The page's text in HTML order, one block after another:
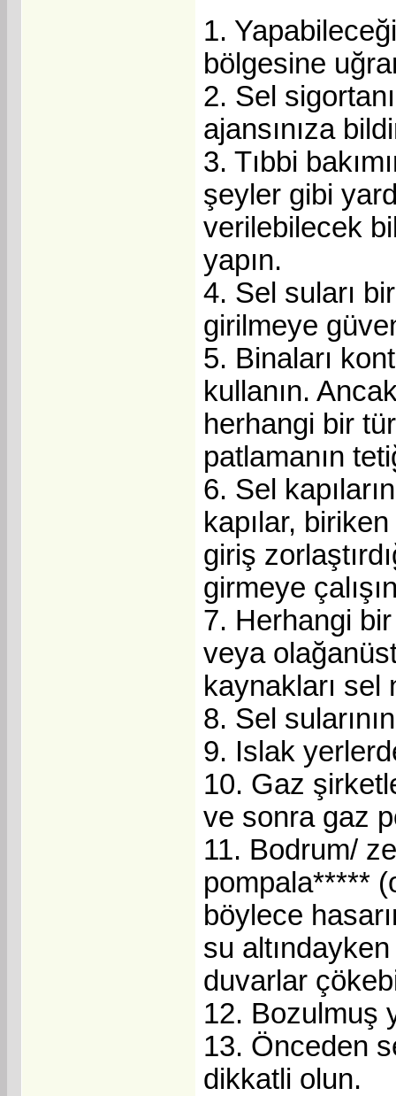
1.
bölgesine
2. Sel
ajansınıza
3. Tıbbi
şeyler gibi
verilebilecek
yapın.
4. Sel suları
girilmeye
5. Binaları
kullanın.
herhangi bir
patlamanın
6. Sel
kapılar,
giriş
girmeye
7. Herhangi
veya
kaynakları
8. Sel
9. Islak
10. Gaz
ve sonra gaz
11. Bodrum/
pompala*****
böylece
su
duvarlar
12. Bozulmuş
13. Önceden
dikkatli olun.